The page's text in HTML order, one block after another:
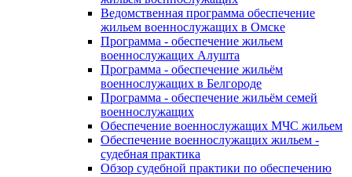
Ведомственная программа обеспечение
жильем военнослужащих в Омске
Программа - обеспечение жильем
военнослужащих Алушта
Программа - обеспечение жильём
военнослужащих в Белгороде
Программа - обеспечение жильём семей
военнослужащих
Обеспечение военнослужащих МЧС жильем
Обеспечение военнослужащих жильем -
судебная практика
Обзор судебной практики по обеспечению